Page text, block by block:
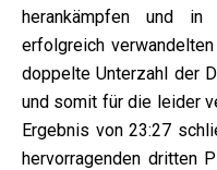
herankämpfen und
erfolgreich
doppelte Unterzahl der
und somit für die leider
Ergebnis von 23:27
hervorragenden dritten